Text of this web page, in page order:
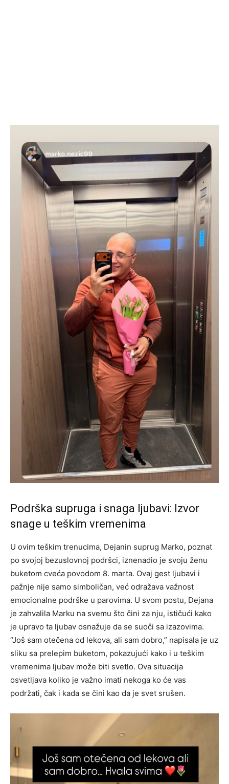
Podrška supruga i snaga ljubavi: Izvor
snage u teškim vremenima
U ovim teškim trenucima, Dejanin suprug Marko, poznat
po svojoj bezuslovnoj podršci, iznenadio je svoju ženu
buketom cveća povodom 8. marta. Ovaj gest ljubavi i
pažnje nije samo simboličan, već odražava važnost
emocionalne podrške u parovima. U svom postu, Dejana
je zahvalila Marku na svemu što čini za nju, ističući kako
je upravo ta ljubav osnažuje da se suoči sa izazovima.
“Još sam otečena od lekova, ali sam dobro,” napisala je uz
sliku sa prelepim buketom, pokazujući kako i u teškim
vremenima ljubav može biti svetlo. Ova situacija
osvetljava koliko je važno imati nekoga ko će vas
podržati, čak i kada se čini kao da je svet srušen.